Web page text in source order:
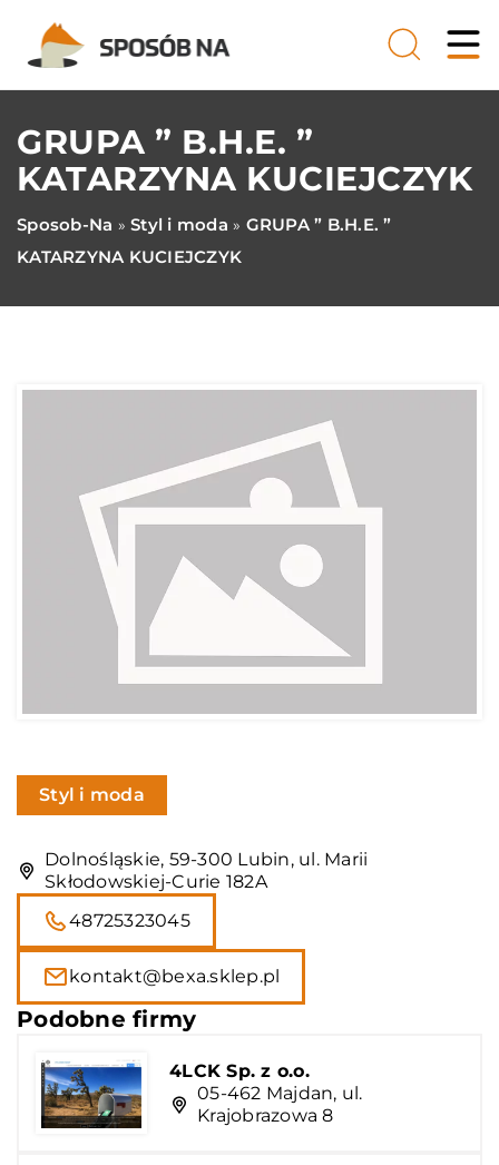
GRUPA ” B.H.E. ”
KATARZYNA KUCIEJCZYK
Sposob-Na » Styl i moda » GRUPA ” B.H.E. ”
KATARZYNA KUCIEJCZYK
Styl i moda
Dolnośląskie, 59-300 Lubin, ul. Marii
Skłodowskiej-Curie 182A
48725323045
kontakt@bexa.sklep.pl
Podobne firmy
4LCK Sp. z o.o.
05-462 Majdan, ul.
Krajobrazowa 8